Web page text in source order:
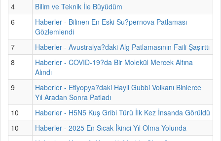
4
Bilim ve Teknik İle Büyüdüm
6
Haberler - Bilinen En Eski Su?pernova Patlaması
Gözlemlendi
7
Haberler - Avustralya?daki Alg Patlamasının Faili Şaşırttı
8
Haberler - COVID-19?da Bir Molekül Mercek Altına
Alındı
9
Haberler - Etiyopya?daki Hayli Gubbi Volkanı Binlerce
Yıl Aradan Sonra Patladı
10
Haberler - H5N5 Kuş Gribi Türü İlk Kez İnsanda Görüldü
10
Haberler - 2025 En Sıcak İkinci Yıl Olma Yolunda